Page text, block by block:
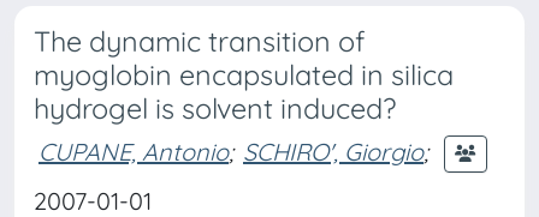
The dynamic transition of
myoglobin encapsulated in silica
hydrogel is solvent induced?
CUPANE, Antonio; SCHIRO', Giorgio;
2007-01-01